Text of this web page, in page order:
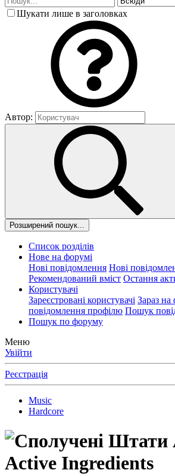
Шукати лише в заголовках
Автор:
Розширений пошук...
Список розділів
Нове на форумі
Нові повідомлення Нові
Рекомендований вміст Остання
Користувачі
Зареєстровані користувачі Зараз на
повідомлення профілю Пошук
Пошук по форуму
Меню
Увійти
Реєстрація
Music
Hardcore
Active Ingredients